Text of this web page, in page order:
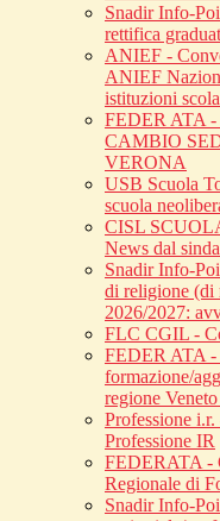
Snadir Info-
rettifica
ANIEF -
ANIEF
istituzioni
FEDER ATA
CAMBIO
VERONA
USB Scuola
scuola
CISL
News dal
Snadir Info-
di religione (di
2026/2027:
FLC CGIL -
FEDER ATA -
formazione/
regione
Professione
Professione IR
FEDERATA -
Regionale di
Snadir Info-